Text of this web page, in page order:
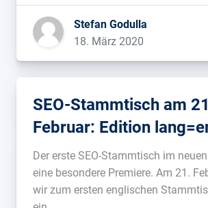
Seminare nun online an. Hier
Stefan Godulla
18. März 2020
SEO-Stammtisch am
Februar: Edition
Der erste SEO-Stammtisch im
eine besondere Premiere. Am 21.
wir zum ersten englischen